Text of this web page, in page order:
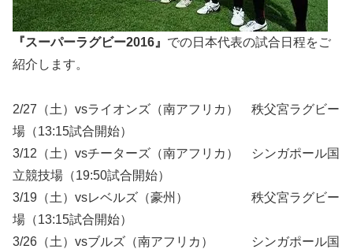
『スーパーラグビー2016』 での日本代表の試合日程をご
紹介します。
2/27（土）vsライオンズ（南アフリカ） 秩父宮ラグビー
場（13:15試合開始）
3/12（土）vsチーターズ（南アフリカ） シンガポール国
立競技場（19:50試合開始）
3/19（土）vsレベルズ（豪州） 秩父宮ラグビー
場（13:15試合開始）
3/26（土）vsブルズ（南アフリカ） シンガポール国